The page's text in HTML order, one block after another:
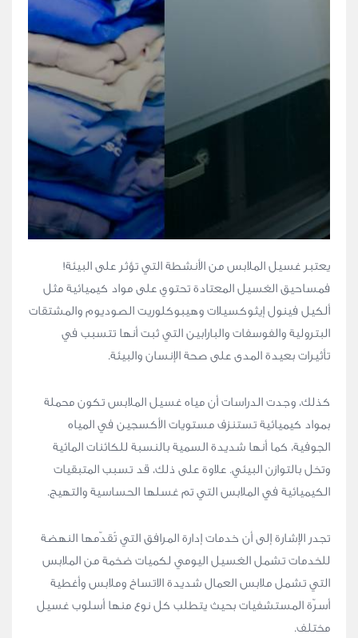
يعتبر غسيل الملابس من الأنشطة التي تؤثر على البيئة!
فمساحيق الغسيل المعتادة تحتوي على مواد كيميائية مثل
ألكيل فينول إيثوكسيلات وهيبوكلوريت الصوديوم والمشتقات
البترولية والفوسفات والبارابين التي ثبت أنها تتسبب في
تأثيرات بعيدة المدى على صحة الإنسان والبيئة.
كذلك، وجدت الدراسات أن مياه غسيل الملابس تكون محملة
بمواد كيميائية تستنزف مستويات الأكسجين في المياه
الجوفية، كما أنها شديدة السمية بالنسبة للكائنات المائية
وتخل بالتوازن البيئي. علاوة على ذلك، قد تسبب المتبقيات
الكيميائية في الملابس التي تم غسلها الحساسية والتهيج.
تجدر الإشارة إلى أن خدمات إدارة المرافق التي تُقدّمها النهضة
للخدمات تشمل الغسيل اليومي لكميات ضخمة من الملابس
التي تشمل ملابس العمال شديدة الاتساخ وملابس وأغطية
أسرّة المستشفيات بحيث يتطلب كل نوع منها أسلوب غسيل
مختلف.